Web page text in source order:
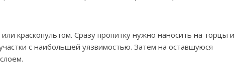
краскопультом. Сразу пропитку нужно наносить на торцы и
с наибольшей уязвимостью. Затем на оставшуюся